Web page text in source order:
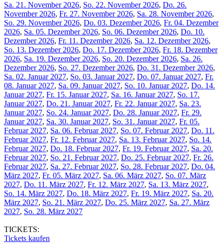
Sa. 21. November 2026, So. 22. November 2026, Do. 26.
November 2026, Fr. 27. November 2026, Sa. 28. November 2026,
So. 29. November 2026, Do. 03. Dezember 2026, Fr. 04. Dezember
2026, Sa. 05. Dezember 2026, So. 06. Dezember 2026, Do. 10.
Dezember 2026, Fr. 11. Dezember 2026, Sa. 12. Dezember 2026,
So. 13. Dezember 2026, Do. 17. Dezember 2026, Fr. 18. Dezember
2026, Sa. 19. Dezember 2026, So. 20. Dezember 2026, Sa. 26.
Dezember 2026, So. 27. Dezember 2026, Do. 31. Dezember 2026,
Sa. 02. Januar 2027, So. 03. Januar 2027, Do. 07. Januar 2027, Fr.
08. Januar 2027, Sa. 09. Januar 2027, So. 10. Januar 2027, Do. 14.
Januar 2027, Fr. 15. Januar 2027, Sa. 16. Januar 2027, So. 17.
Januar 2027, Do. 21. Januar 2027, Fr. 22. Januar 2027, Sa. 23.
Januar 2027, So. 24. Januar 2027, Do. 28. Januar 2027, Fr. 29.
Januar 2027, Sa. 30. Januar 2027, So. 31. Januar 2027, Fr. 05.
Februar 2027, Sa. 06. Februar 2027, So. 07. Februar 2027, Do. 11.
Februar 2027, Fr. 12. Februar 2027, Sa. 13. Februar 2027, So. 14.
Februar 2027, Do. 18. Februar 2027, Fr. 19. Februar 2027, Sa. 20.
Februar 2027, So. 21. Februar 2027, Do. 25. Februar 2027, Fr. 26.
Februar 2027, Sa. 27. Februar 2027, So. 28. Februar 2027, Do. 04.
März 2027, Fr. 05. März 2027, Sa. 06. März 2027, So. 07. März
2027, Do. 11. März 2027, Fr. 12. März 2027, Sa. 13. März 2027,
So. 14. März 2027, Do. 18. März 2027, Fr. 19. März 2027, Sa. 20.
März 2027, So. 21. März 2027, Do. 25. März 2027, Sa. 27. März
2027, So. 28. März 2027
TICKETS:
Tickets kaufen